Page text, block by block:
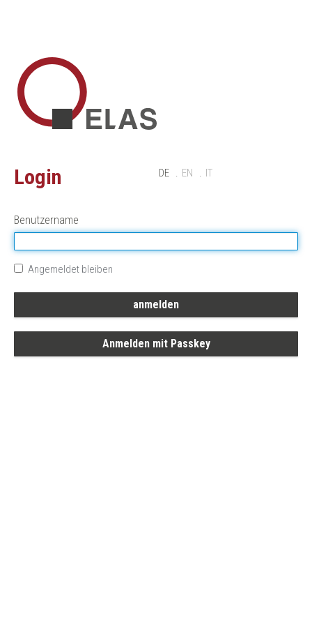
DE EN IT
Login
Benutzername
Angemeldet bleiben
Anmelden mit Passkey